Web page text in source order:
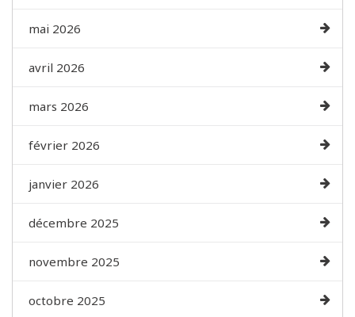
mai 2026
avril 2026
mars 2026
février 2026
janvier 2026
décembre 2025
novembre 2025
octobre 2025